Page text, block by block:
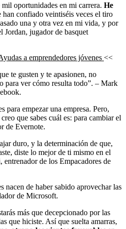
oportunidades en mi carrera. He
han confiado veintiséis veces el tiro
una y otra vez en mi vida, y por
Jordan, jugador de basquet
a emprendedores jóvenes <<
te gusten y te apasionen, no
para ver cómo resulta todo”. – Mark
para empezar una empresa. Pero,
que sabes cuál es: para cambiar el
de Evernote.
duro, y la determinación de que,
diste lo mejor de ti mismo en el
de los Empacadores de
nacen de haber sabido aprovechar las
de Microsoft.
más que decepcionado por las
que hiciste. Así que suelta amarras,